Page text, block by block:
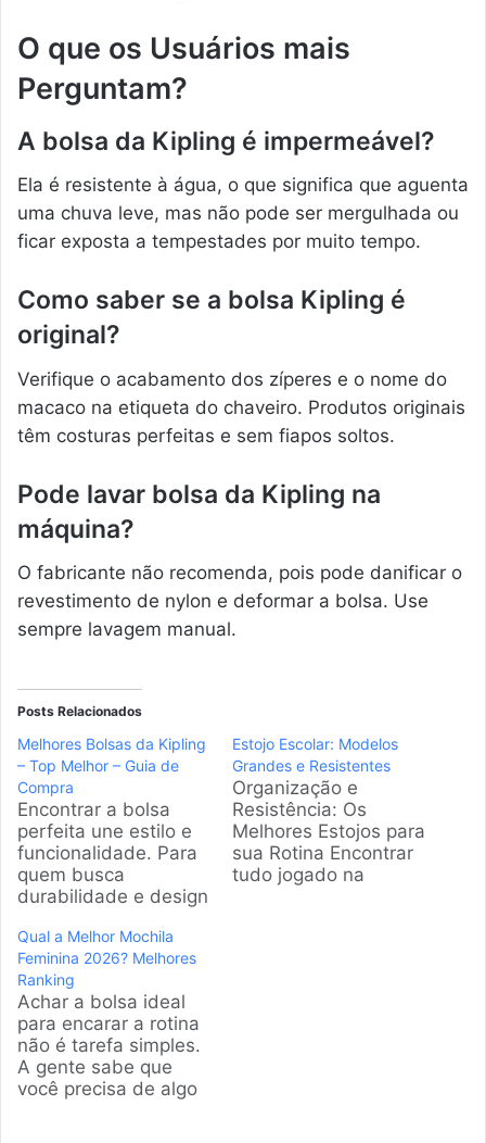
O que os Usuários mais
Perguntam?
A bolsa da Kipling é impermeável?
Ela é resistente à água, o que significa que aguenta
uma chuva leve, mas não pode ser mergulhada ou
ficar exposta a tempestades por muito tempo.
Como saber se a bolsa Kipling é
original?
Verifique o acabamento dos zíperes e o nome do
macaco na etiqueta do chaveiro. Produtos originais
têm costuras perfeitas e sem fiapos soltos.
Pode lavar bolsa da Kipling na
máquina?
O fabricante não recomenda, pois pode danificar o
revestimento de nylon e deformar a bolsa. Use
sempre lavagem manual.
Posts Relacionados
Melhores Bolsas da Kipling
– Top Melhor – Guia de
Compra
Encontrar a bolsa
perfeita une estilo e
funcionalidade. Para
quem busca
durabilidade e design
Kipling são uma
referência. Este guia
foi elaborado para
analisar os modelos
mais populares,
ajudando você a
escolher a companhia
ideal para sua rotina
Estojo Escolar: Modelos
Grandes e Resistentes
Organização e
Resistência: Os
Melhores Estojos para
sua Rotina Encontrar
tudo jogado na
Qual a Melhor Mochila
Feminina 2026? Melhores
Ranking
Achar a bolsa ideal
para encarar a rotina
não é tarefa simples.
A gente sabe que
você precisa de algo